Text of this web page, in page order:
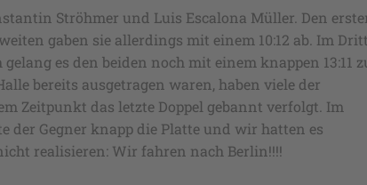
Ströhmer und Luis Escalona Müller. Den
gaben sie allerdings mit einem 10:12 ab. Im
es den beiden noch mit einem knappen 13:11
bereits ausgetragen waren, haben viele der
Zeitpunkt das letzte Doppel gebannt verfolgt. Im
der Gegner knapp die Platte und wir hatten es
realisieren: Wir fahren nach Berlin!!!!